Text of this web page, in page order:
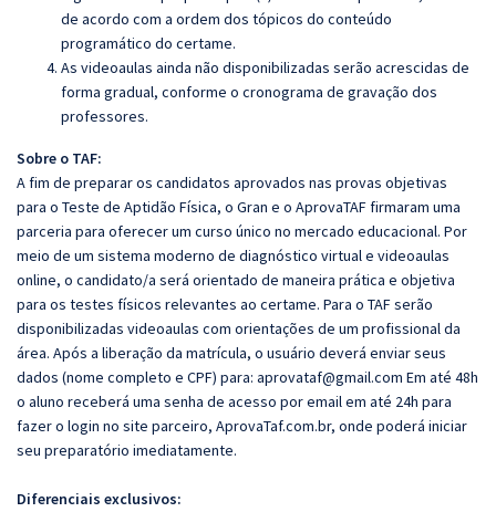
de acordo com a ordem dos tópicos do conteúdo
programático do certame.
As videoaulas ainda não disponibilizadas serão acrescidas de
forma gradual, conforme o cronograma de gravação dos
professores.
Sobre o TAF:
A fim de preparar os candidatos aprovados nas provas objetivas
para o Teste de Aptidão Física, o Gran e o AprovaTAF firmaram uma
parceria para oferecer um curso único no mercado educacional. Por
meio de um sistema moderno de diagnóstico virtual e videoaulas
online, o candidato/a será orientado de maneira prática e objetiva
para os testes físicos relevantes ao certame. Para o TAF serão
disponibilizadas videoaulas com orientações de um profissional da
área. Após a liberação da matrícula, o usuário deverá enviar seus
dados (nome completo e CPF) para: aprovataf@gmail.com Em até 48h
o aluno receberá uma senha de acesso por email em até 24h para
fazer o login no site parceiro, AprovaTaf.com.br, onde poderá iniciar
seu preparatório imediatamente.
Diferenciais exclusivos: